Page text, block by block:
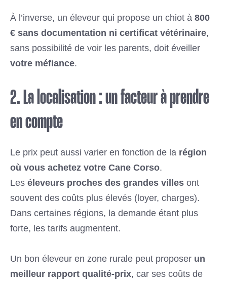
À l’inverse, un éleveur qui propose un chiot à 800
€ sans documentation ni certificat vétérinaire,
sans possibilité de voir les parents, doit éveiller
votre méfiance.
2. La localisation : un facteur à prendre
en compte
Le prix peut aussi varier en fonction de la région
où vous achetez votre Cane Corso.
Les éleveurs proches des grandes villes ont
souvent des coûts plus élevés (loyer, charges).
Dans certaines régions, la demande étant plus
forte, les tarifs augmentent.
Un bon éleveur en zone rurale peut proposer un
meilleur rapport qualité-prix, car ses coûts de